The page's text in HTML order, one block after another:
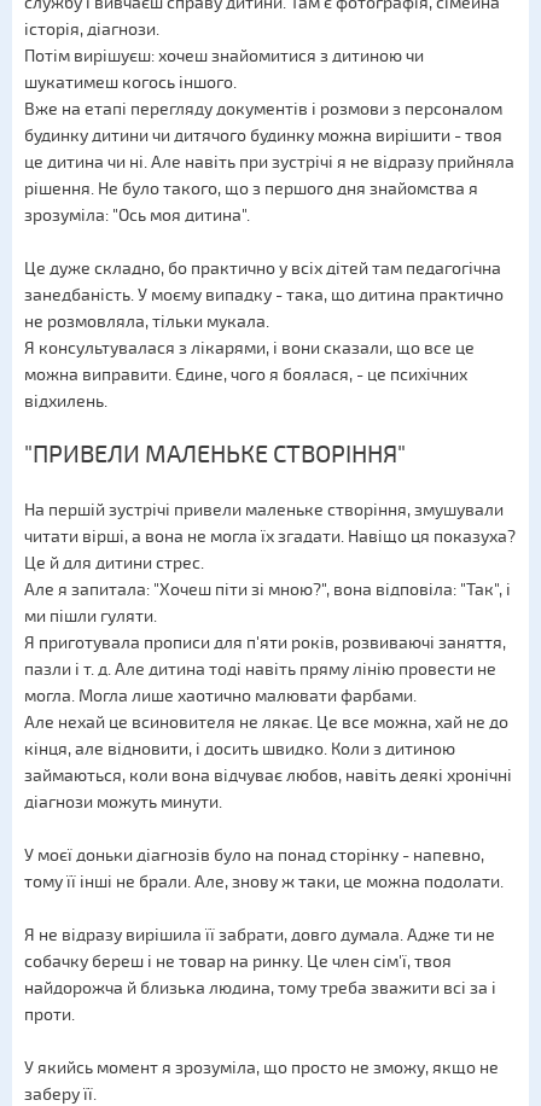
історія, діагнози.
Потім вирішуєш: хочеш знайомитися з дитиною чи
шукатимеш когось іншого.
Вже на етапі перегляду документів і розмови з персоналом
будинку дитини чи дитячого будинку можна вирішити - твоя
це дитина чи ні. Але навіть при зустрічі я не відразу прийняла
рішення. Не було такого, що з першого дня знайомства я
зрозуміла: "Ось моя дитина".
Це дуже складно, бо практично у всіх дітей там педагогічна
занедбаність. У моєму випадку - така, що дитина практично
не розмовляла, тільки мукала.
Я консультувалася з лікарями, і вони сказали, що все це
можна виправити. Єдине, чого я боялася, - це психічних
відхилень.
"ПРИВЕЛИ МАЛЕНЬКЕ СТВОРІННЯ"
На першій зустрічі привели маленьке створіння, змушували
читати вірші, а вона не могла їх згадати. Навіщо ця показуха?
Це й для дитини стрес.
Але я запитала: "Хочеш піти зі мною?", вона відповіла: "Так", і
ми пішли гуляти.
Я приготувала прописи для п'яти років, розвиваючі заняття,
пазли і т. д. Але дитина тоді навіть пряму лінію провести не
могла. Могла лише хаотично малювати фарбами.
Але нехай це всиновителя не лякає. Це все можна, хай не до
кінця, але відновити, і досить швидко. Коли з дитиною
займаються, коли вона відчуває любов, навіть деякі хронічні
діагнози можуть минути.
У моєї доньки діагнозів було на понад сторінку - напевно,
тому її інші не брали. Але, знову ж таки, це можна подолати.
Я не відразу вирішила її забрати, довго думала. Адже ти не
собачку береш і не товар на ринку. Це член сім'ї, твоя
найдорожча й близька людина, тому треба зважити всі за і
проти.
У якийсь момент я зрозуміла, що просто не зможу, якщо не
заберу її.